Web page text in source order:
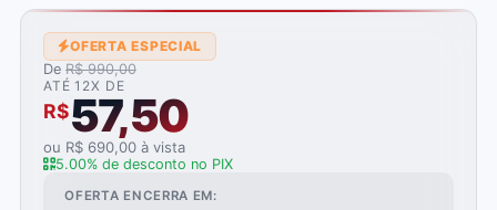
OFERTA ESPECIAL
De R$ 990,00
ATÉ 12X DE
R$57,50
ou R$ 690,00 à vista
5.00% de desconto no PIX
OFERTA ENCERRA EM: